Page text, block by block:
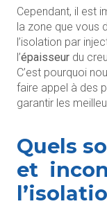
Cependant, il est
la zone que vous
l’isolation par
l’épaisseur du
C’est pourquoi
faire appel à des
garantir les
Quels
et